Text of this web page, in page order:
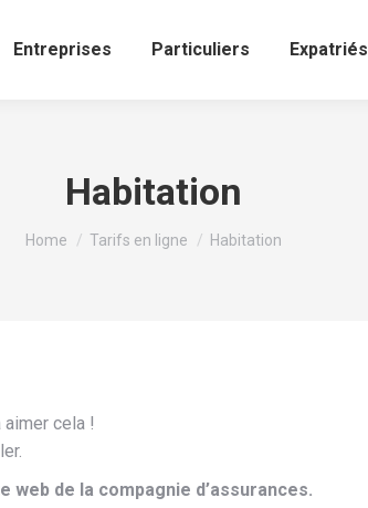
Entreprises Particuliers Expatriés
Habitation
You are here:
Home Tarifs en ligne Habitation
cela !
de la compagnie d’assurances.